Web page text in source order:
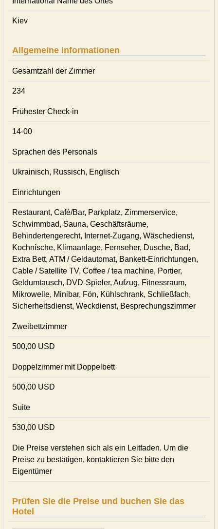
Kiev
Allgemeine Informationen
Gesamtzahl der Zimmer
234
Frühester Check-in
14-00
Sprachen des Personals
Ukrainisch, Russisch, Englisch
Einrichtungen
Restaurant, Café/Bar, Parkplatz, Zimmerservice,
Schwimmbad, Sauna, Geschäftsräume,
Behindertengerecht, Internet-Zugang, Wäschedienst,
Kochnische, Klimaanlage, Fernseher, Dusche, Bad,
Extra Bett, ATM / Geldautomat, Bankett-Einrichtungen,
Cable / Satellite TV, Coffee / tea machine, Portier,
Geldumtausch, DVD-Spieler, Aufzug, Fitnessraum,
Mikrowelle, Minibar, Fön, Kühlschrank, Schließfach,
Sicherheitsdienst, Weckdienst, Besprechungszimmer
Zweibettzimmer
500,00 USD
Doppelzimmer mit Doppelbett
500,00 USD
Suite
530,00 USD
Die Preise verstehen sich als ein Leitfaden. Um die
Preise zu bestätigen, kontaktieren Sie bitte den
Eigentümer
Prüfen Sie die Preise und buchen Sie das
Hotel